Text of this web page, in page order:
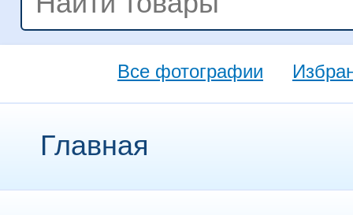
Все фотографии
Главная